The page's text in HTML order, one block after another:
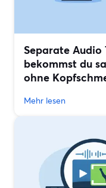
Separate Audio
bekommst du
ohne
Mehr lesen